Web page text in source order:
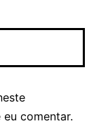
comentar.